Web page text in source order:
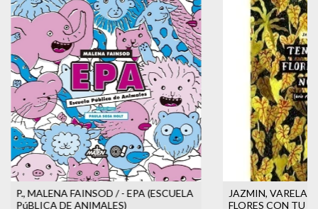
P., MALENA FAINSOD / - EPA (ESCUELA
PúBLICA DE ANIMALES)
JAZMIN, VARELA -
FLORES CON TU